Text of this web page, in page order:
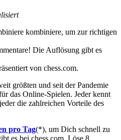
kombiniere, um zur richtigen
Die Auflösung gibt es
von chess.com.
größten und seit der Pandemie
das Online-Spielen. Jeder kennt
die zahlreichen Vorteile des
pro Tag(*), um Dich schnell zu
es bei chess.com. Löse 8